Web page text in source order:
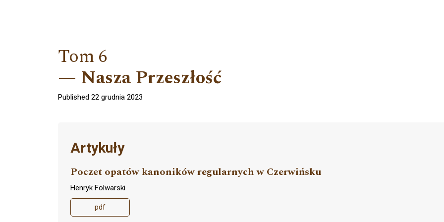
Tom 6
Nasza Przeszłość
Published 22 grudnia 2023
Artykuły
Poczet opatów kanoników regularnych w Czerwińsku
Henryk Folwarski
pdf